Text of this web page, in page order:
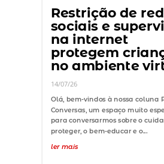
Restrição de
sociais e
na internet
protegem
no ambiente
14/07/26
Olá, bem-vindos à nossa coluna
Conversas, um espaço muito
para conversarmos sobre o
proteger, o bem-educar e o...
ler mais